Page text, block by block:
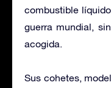
combustible
guerra mundial,
acogida.
Sus cohetes,